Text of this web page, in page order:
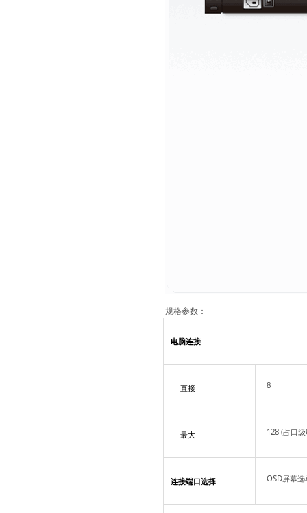
规格参数：
电脑连接
直接 8
最大 128 (占口
连接端口选择 OSD屏幕